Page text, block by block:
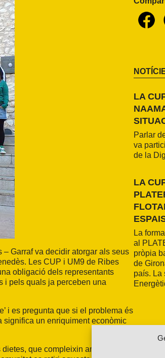
– Garrafva decidir atorgar als seus
Les CUP i UM9 de Ribes
obligació dels representants
i pels quals ja perceben una
i es pregunta que si el problema és
significa un enriquiment econòmic
que compleixin amb el
LA
Parlar
va
de la
LA
La
al
pròpia
de
país. La